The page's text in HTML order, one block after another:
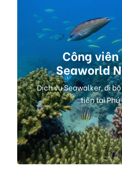
Công viên
Seaworld
Dịch vụ Seawalker, đi
tiên tại Phú